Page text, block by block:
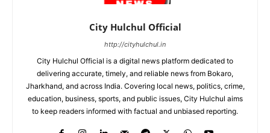
City Hulchul Official
http://cityhulchul.in
City Hulchul Official is a digital news platform dedicated to
delivering accurate, timely, and reliable news from Bokaro,
Jharkhand, and across India. Covering local news, politics, crime,
education, business, sports, and public issues, City Hulchul aims
to keep readers informed with factual and unbiased reporting.